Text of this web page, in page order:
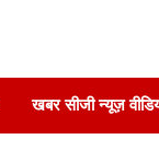
खबर सीजी न्यूज़